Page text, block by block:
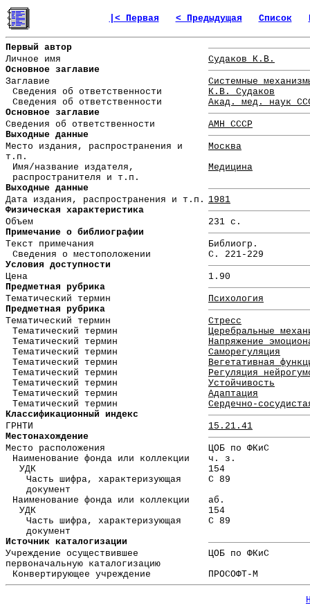
|< Первая < Предыдущая Список
Первый автор
Личное имя
Судаков К.В.
Основное заглавие
Заглавие
Системные
Сведения об ответственности
К.В. Судаков
Сведения об ответственности
Акад. мед. наук
Основное заглавие
Сведения об ответственности
АМН СССР
Выходные данные
Место издания, распространения и
т.п.
Москва
Имя/название издателя,
распространителя и т.п.
Медицина
Выходные данные
Дата издания, распространения и т.п. 1981
Физическая характеристика
Объем
231 с.
Примечание о библиографии
Текст примечания
Библиогр.
Сведения о местоположении
С. 221-229
Условия доступности
Цена
1.90
Предметная рубрика
Тематический термин
Психология
Предметная рубрика
Тематический термин
Стресс
Тематический термин
Церебральные
Тематический термин
Напряжение
Тематический термин
Саморегуляция
Тематический термин
Вегетативная
Тематический термин
Регуляция
Тематический термин
Устойчивость
Тематический термин
Адаптация
Тематический термин
Сердечно-
Классификационный индекс
ГРНТИ
15.21.41
Местонахождение
Место расположения
ЦОБ по ФКиС
Наименование фонда или коллекции
ч. з.
УДК
154
Часть шифра, характеризующая
документ
С 89
Наименование фонда или коллекции
аб.
УДК
154
Часть шифра, характеризующая
документ
С 89
Источник каталогизации
Учреждение осуществившее
первоначальную каталогизацию
ЦОБ по ФКиС
Конвертирующее учреждение
ПРОСОФТ-М